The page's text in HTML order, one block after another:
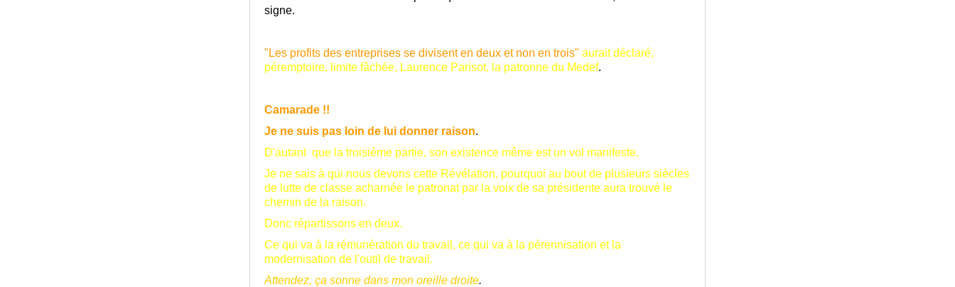
signe.
"Les profits des entreprises se divisent en deux et non en trois" aurait déclaré,
péremptoire, limite fâchée, Laurence Parisot, la patronne du Medef.
Camarade !!
Je ne suis pas loin de lui donner raison.
D'autant que la troisième partie, son existence même est un vol manifeste.
Je ne sais à qui nous devons cette Révélation, pourquoi au bout de plusieurs siècles
de lutte de classe acharnée le patronat par la voix de sa présidente aura trouvé le
chemin de la raison.
Donc répartissons en deux.
Ce qui va à la rémunération du travail, ce qui va à la pérennisation et la
modernisation de l'outil de travail.
Attendez, ça sonne dans mon oreille droite.